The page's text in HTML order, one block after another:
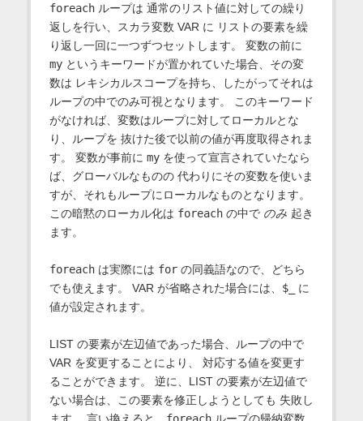
foreachループは 通常のリスト値に対しての繰り
返しを行い、スカラ変数 VAR に リストの要素を繰
り返し一回に一つずつセットします。 変数の前に
myというキーワードが置かれていた場合、その変
数は レキシカルスコープを持ち、したがってそれは
ループの中でのみ可視となります。 このキーワード
がなければ、変数はループに対してローカルとな
り、ループを 抜けた後で以前の値が再度取得されま
す。 変数が事前に myを使って宣言されていたなら
ば、グローバルなものの 代わりにその変数を使いま
すが、それもループにローカルなものとなります。
この暗黙のローカル化は foreachの中で のみ 起き
ます。
foreachは実際には forの同義語なので、どちら
でも使えます。 VAR が省略された場合には、 $_
に
値が設定されます。
LIST の要素が左辺値であった場合、ループの中で
VAR を変更することにより、 対応する値を変更す
ることができます。 逆に、LIST の要素が左辺値で
ない場合は、この要素を修正しようとしても 失敗し
ます。 言い換えると、 foreachループの帰納変数